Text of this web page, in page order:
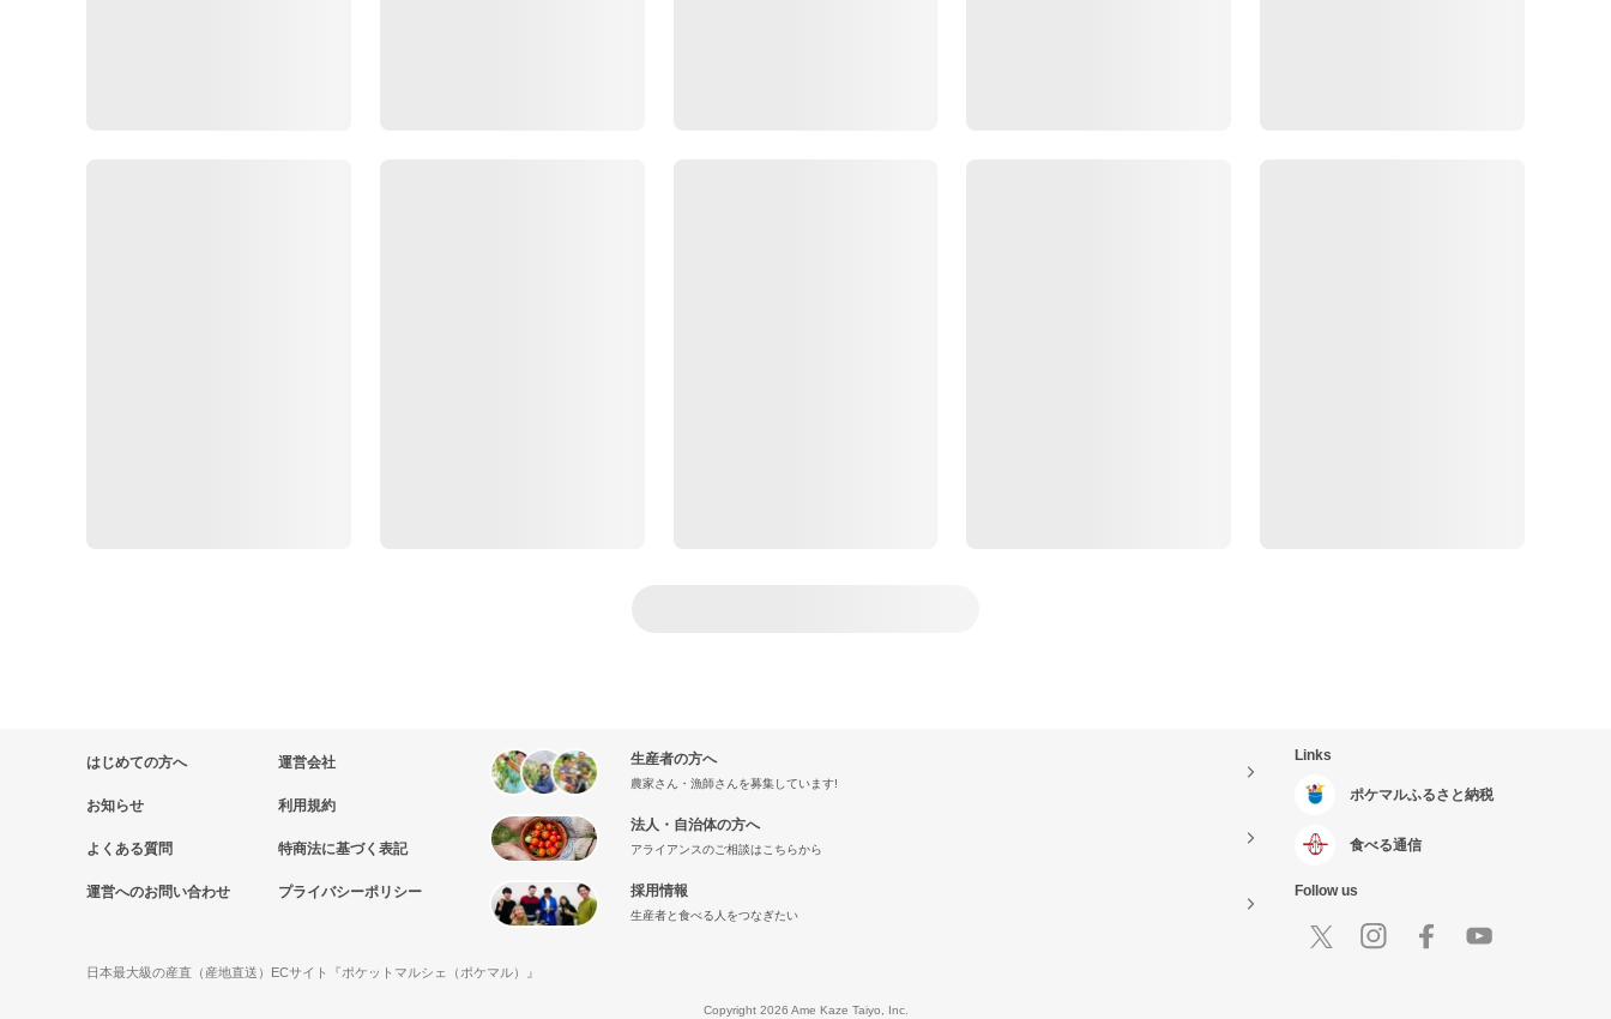
はじめての方へ
お知らせ
よくある質問
運営へのお問い合わせ
運営会社
利用規約
特商法に基づく表記
プライバシーポリシー
生産者の方へ
農家さん・漁師さんを募集しています!
法人・自治体の方へ
アライアンスのご相談はこちらから
採用情報
生産者と食べる人をつなぎたい
Links
ポケマルふるさと納税
食べる通信
Follow us
日本最大級の産直（産地直送）ECサイト『ポケットマルシェ（ポケマル）』
Copyright 2026 Ame Kaze Taiyo, Inc.